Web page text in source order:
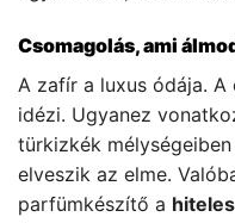
Csomagolás, ami
A zafír a luxus ódája.
idézi. Ugyanez
türkizkék
elveszik az elme.
parfümkészítő a